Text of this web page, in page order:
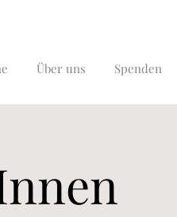
Über uns Spenden